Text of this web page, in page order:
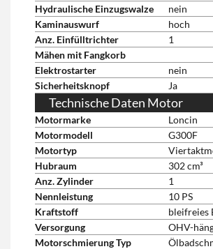
Hydraulische Einzugswalze
nein
Kaminauswurf
hoch
Anz. Einfülltrichter
1
Mähen mit Fangkorb
Elektrostarter
nein
Sicherheitsknopf
Ja
Technische Daten Motor
Motormarke
Loncin
Motormodell
G300F
Motortyp
Hubraum
302 cm³
Anz. Zylinder
1
Nennleistung
10 PS
Kraftstoff
bleifreies
Versorgung
OHV-
Motorschmierung Typ